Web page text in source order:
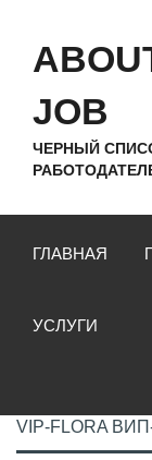
JOB
ЧЕРНЫЙ
ГЛАВНАЯ
УСЛУГИ
VIP-FLORA